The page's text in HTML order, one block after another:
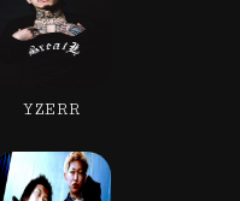
YZERR